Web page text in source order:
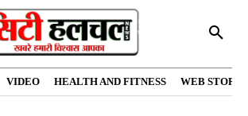
VIDEO HEALTH AND FITNESS WEB